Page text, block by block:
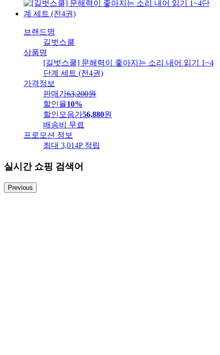
브랜드명
길벗스쿨
상품명
[길벗스쿨] 문해력이 좋아지는 소리 내어 읽기 1~4
단계 세트 (전4권)
가격정보
판매가63,200원
할인율10%
할인모음가56,880원
배송비
무료
프로모션 정보
최대 3,014P 적립
실시간 쇼핑 검색어
Previous